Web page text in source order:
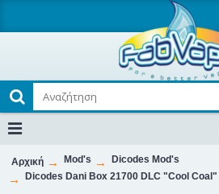
Αρχική Mod's
Dicodes Mod's
Dicodes Dani Box 21700 DLC "Cool Coal"